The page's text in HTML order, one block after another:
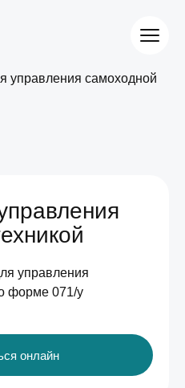
управления самоходной
управления
форме 071/у
онлайн